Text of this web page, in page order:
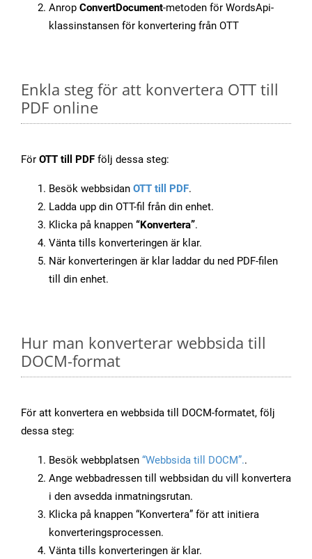
Anrop ConvertDocument-metoden för WordsApi-
klassinstansen för konvertering från OTT
Enkla steg för att konvertera OTT till
PDF online
För OTT till PDF följ dessa steg:
Besök webbsidan OTT till PDF.
Ladda upp din OTT-fil från din enhet.
Klicka på knappen “Konvertera”.
Vänta tills konverteringen är klar.
När konverteringen är klar laddar du ned PDF-filen
till din enhet.
Hur man konverterar webbsida till
DOCM-format
För att konvertera en webbsida till DOCM-formatet, följ
dessa steg:
Besök webbplatsen “Webbsida till DOCM”..
Ange webbadressen till webbsidan du vill konvertera
i den avsedda inmatningsrutan.
Klicka på knappen “Konvertera” för att initiera
konverteringsprocessen.
Vänta tills konverteringen är klar.